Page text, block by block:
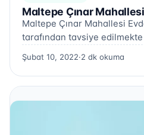
Maltepe Çınar
Maltepe Çınar Mahallesi
tarafından tavsiye
Şubat 10, 2022·2 dk okuma